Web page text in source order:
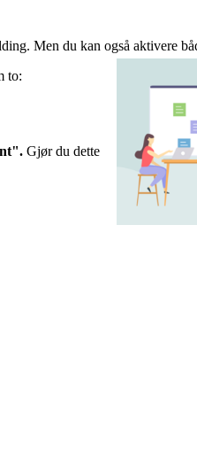
Men du kan også aktivere
to:
Gjør du dette